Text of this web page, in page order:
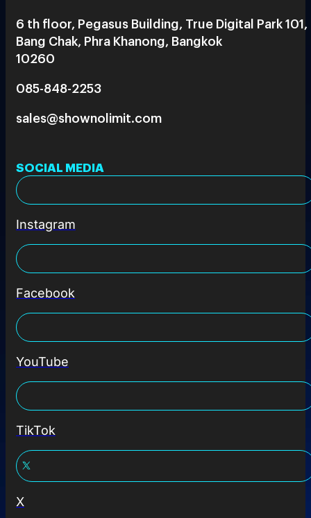
6 th floor, Pegasus Building, True Digital Park 101,
Bang Chak, Phra Khanong, Bangkok
10260
085-848-2253
sales@shownolimit.com
SOCIAL MEDIA
Instagram
Facebook
YouTube
TikTok
X